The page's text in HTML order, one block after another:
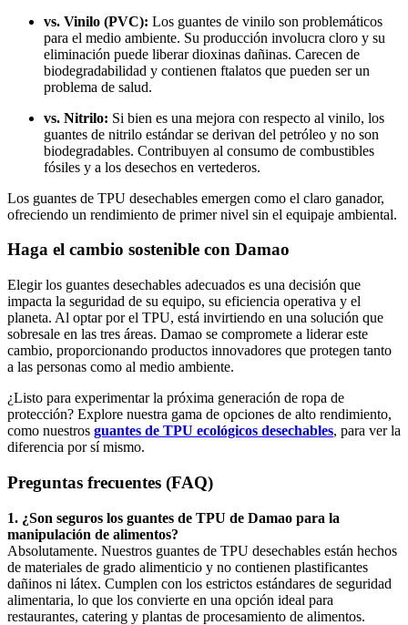
vs. Vinilo (PVC): Los guantes de vinilo son problemáticos
para el medio ambiente. Su producción involucra cloro y su
eliminación puede liberar dioxinas dañinas. Carecen de
biodegradabilidad y contienen ftalatos que pueden ser un
problema de salud.
vs. Nitrilo: Si bien es una mejora con respecto al vinilo, los
guantes de nitrilo estándar se derivan del petróleo y no son
biodegradables. Contribuyen al consumo de combustibles
fósiles y a los desechos en vertederos.
Los guantes de TPU desechables emergen como el claro ganador,
ofreciendo un rendimiento de primer nivel sin el equipaje ambiental.
Haga el cambio sostenible con Damao
Elegir los guantes desechables adecuados es una decisión que
impacta la seguridad de su equipo, su eficiencia operativa y el
planeta. Al optar por el TPU, está invirtiendo en una solución que
sobresale en las tres áreas. Damao se compromete a liderar este
cambio, proporcionando productos innovadores que protegen tanto
a las personas como al medio ambiente.
¿Listo para experimentar la próxima generación de ropa de
protección? Explore nuestra gama de opciones de alto rendimiento,
como nuestros guantes de TPU ecológicos desechables, para ver la
diferencia por sí mismo.
Preguntas frecuentes (FAQ)
1. ¿Son seguros los guantes de TPU de Damao para la
manipulación de alimentos?
Absolutamente. Nuestros guantes de TPU desechables están hechos
de materiales de grado alimenticio y no contienen plastificantes
dañinos ni látex. Cumplen con los estrictos estándares de seguridad
alimentaria, lo que los convierte en una opción ideal para
restaurantes, catering y plantas de procesamiento de alimentos.